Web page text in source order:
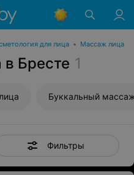
для лица • Массаж лица
Бресте 1
Буккальный
Фильтры